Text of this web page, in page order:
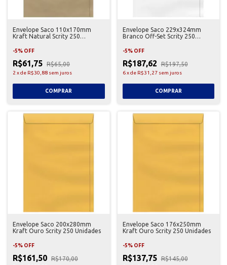
Envelope Saco 110x170mm
Kraft Natural Scrity 250
-5% OFF
R$61,75 R$65,00
2 xde R$30,88 sem juros
Envelope Saco 229x324mm
Branco Off-Set Scrity 250
-5% OFF
R$187,62 R$197,50
6 xde R$31,27 sem juros
Envelope Saco 200x280mm
Kraft Ouro Scrity 250 Unidades
-5% OFF
R$161,50 R$170,00
Envelope Saco 176x250mm
Kraft Ouro Scrity 250 Unidades
-5% OFF
R$137,75 R$145,00